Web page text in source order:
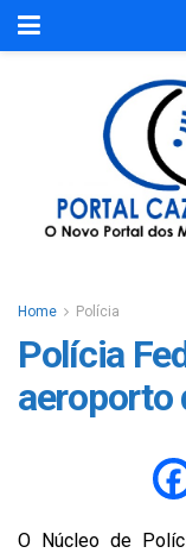
Home Polícia
Polícia
aeroporto
O Núcleo de